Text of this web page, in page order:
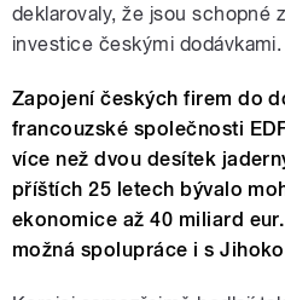
deklarovaly, že jsou schopné
investice českými dodávkami.
Zapojení českých firem do
francouzské společnosti
více než dvou desítek
příštích 25 letech bývalo
ekonomice až 40 miliard
možná spolupráce i s